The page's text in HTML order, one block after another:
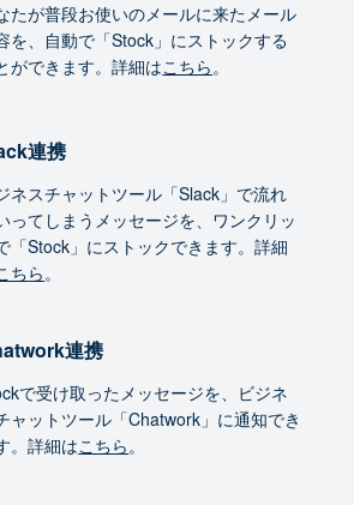
たが普段お使いのメールに来たメール
を、自動で「Stock」にストックする
ができます。詳細はこちら。
連携
ネスチャットツール「Slack」で流れ
ってしまうメッセージを、ワンクリッ
「Stock」にストックできます。詳細
ちら。
連携
で受け取ったメッセージを、ビジネ
ャットツール「Chatwork」に通知でき
。詳細はこちら。